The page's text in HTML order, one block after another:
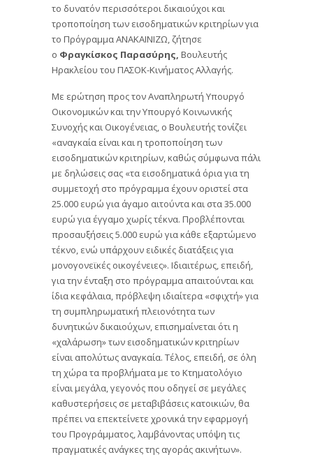
το δυνατόν περισσότεροι δικαιούχοι και
τροποποίηση των εισοδηματικών κριτηρίων για
το Πρόγραμμα ΑΝΑΚΑΙΝΙΖΩ, ζήτησε
ο Φραγκίσκος Παρασύρης, Βουλευτής
Ηρακλείου του ΠΑΣΟΚ-Κινήματος Αλλαγής.
Με ερώτηση προς τον Αναπληρωτή Υπουργό
Οικονομικών και την Υπουργό Κοινωνικής
Συνοχής και Οικογένειας, ο Βουλευτής τονίζει
«αναγκαία είναι και η τροποποίηση των
εισοδηματικών κριτηρίων, καθώς σύμφωνα πάλι
με δηλώσεις σας «τα εισοδηματικά όρια για τη
συμμετοχή στο πρόγραμμα έχουν οριστεί στα
25.000 ευρώ για άγαμο αιτούντα και στα 35.000
ευρώ για έγγαμο χωρίς τέκνα. Προβλέπονται
προσαυξήσεις 5.000 ευρώ για κάθε εξαρτώμενο
τέκνο, ενώ υπάρχουν ειδικές διατάξεις για
μονογονεϊκές οικογένειες». Ιδιαιτέρως, επειδή,
για την ένταξη στο πρόγραμμα απαιτούνται και
ίδια κεφάλαια, πρόβλεψη ιδιαίτερα «σφιχτή» για
τη συμπληρωματική πλειονότητα των
δυνητικών δικαιούχων, επισημαίνεται ότι η
«χαλάρωση» των εισοδηματικών κριτηρίων
είναι απολύτως αναγκαία. Τέλος, επειδή, σε όλη
τη χώρα τα προβλήματα με το Κτηματολόγιο
είναι μεγάλα, γεγονός που οδηγεί σε μεγάλες
καθυστερήσεις σε μεταβιβάσεις κατοικιών, θα
πρέπει να επεκτείνετε χρονικά την εφαρμογή
του Προγράμματος, λαμβάνοντας υπόψη τις
πραγματικές ανάγκες της αγοράς ακινήτων».